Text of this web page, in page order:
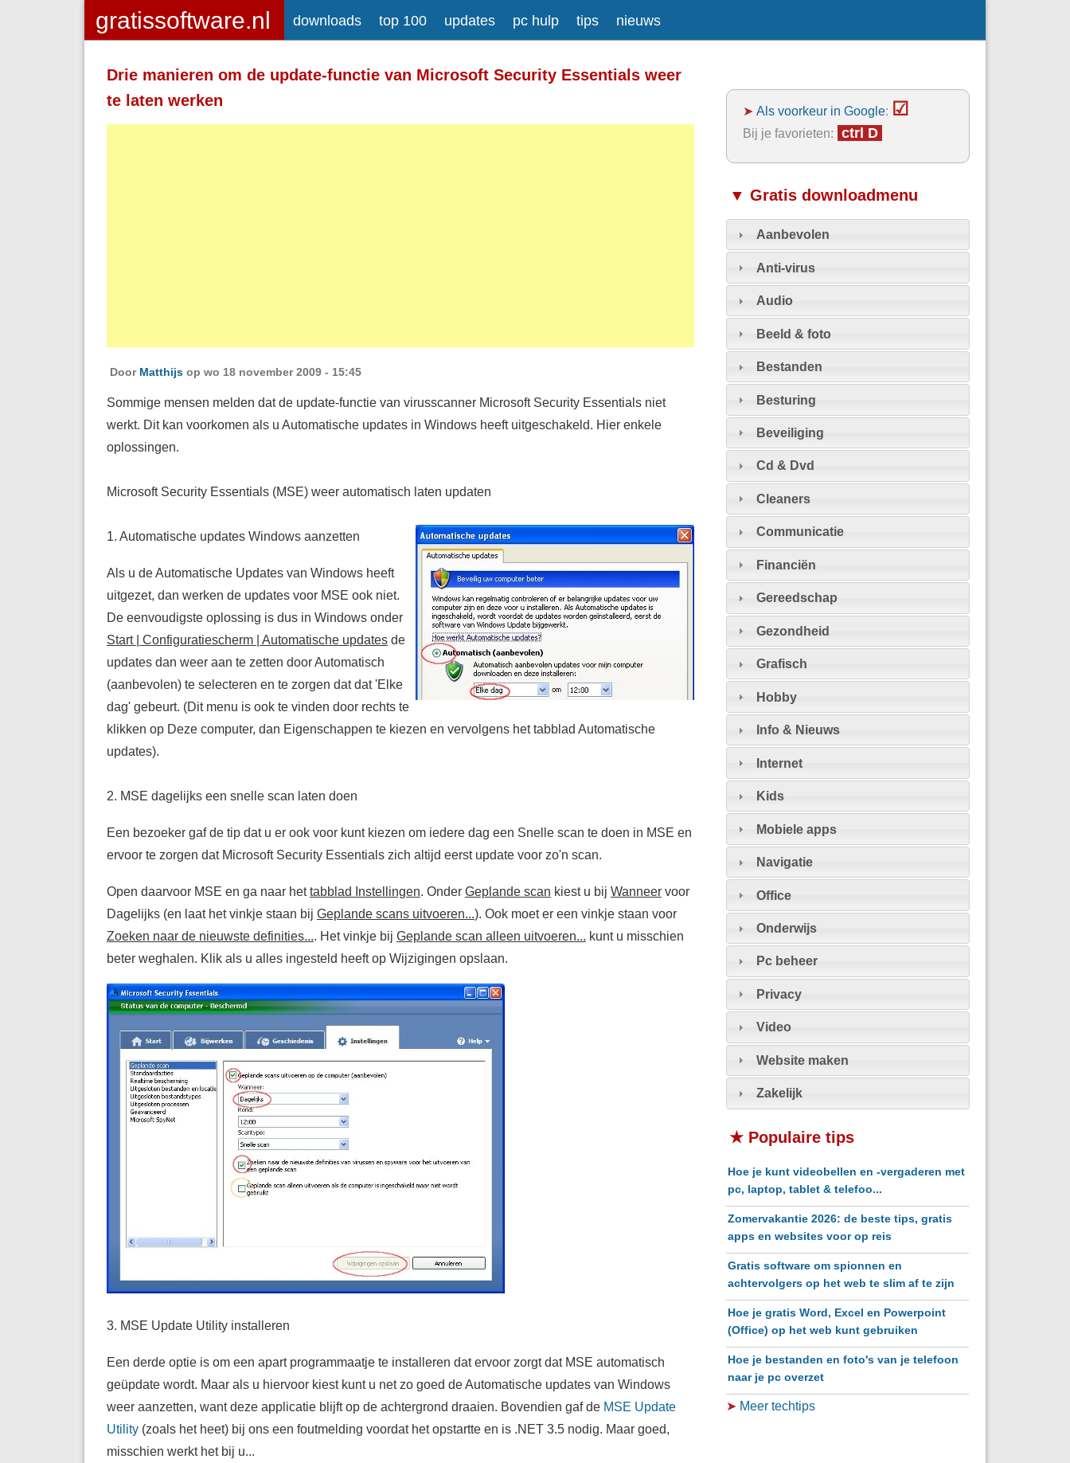
downloads top 100 updates pc hulp tips nieuws
Drie manieren om de update-functie van Microsoft Security Essentials weer
te laten werken
Door Matthijsop wo 18 november 2009 - 15:45
Sommige mensen melden dat de update-functie van virusscanner Microsoft Security Essentials niet
werkt. Dit kan voorkomen als u Automatische updates in Windows heeft uitgeschakeld. Hier enkele
oplossingen.
Microsoft Security Essentials (MSE) weer automatisch laten updaten
1. Automatische updates Windows aanzetten
Als u de Automatische Updates van Windows heeft
uitgezet, dan werken de updates voor MSE ook niet.
De eenvoudigste oplossing is dus in Windows onder
Start | Configuratiescherm | Automatische updatesde
updates dan weer aan te zetten doorAutomatisch
(aanbevolen)te selecteren en te zorgen dat dat 'Elke
dag' gebeurt. (Dit menu is ook te vinden door rechts te
klikken op Deze computer, dan Eigenschappen te kiezen en vervolgens het tabblad Automatische
updates).
2. MSE dagelijks een snelle scan laten doen
Een bezoeker gaf de tip dat u er ook voor kunt kiezen om iedere dag een Snelle scan te doen in MSE en
ervoor te zorgen dat Microsoft Security Essentials zich altijd eerst update voor zo'n scan.
Open daarvoor MSE en ga naar hettabblad Instellingen. Onder Geplande scan kiest u bij Wanneervoor
Dagelijks(en laat het vinkje staan bij Geplande scans uitvoeren...). Ook moet er een vinkje staan voor
Zoeken naar de nieuwste definities.... Het vinkje bij Geplande scan alleen uitvoeren... kunt u misschien
beter weghalen. Klik als u alles ingesteld heeft op Wijzigingen opslaan.
3. MSE Update Utility installeren
Een derde optie is om een apart programmaatje te installeren dat ervoor zorgt dat MSE automatisch
geüpdate wordt. Maar als u hiervoor kiest kunt u net zo goed de Automatische updates van Windows
weer aanzetten, want deze applicatie blijft op de achtergrond draaien. Bovendien gaf de MSE Update
Utility(zoals het heet) bij ons een foutmelding voordat het opstartte en is .NET 3.5 nodig. Maar goed,
misschien werkt het bij u...
Meer informatie over tekstopmaak
Toegelaten HTML-tags: <a> <em>
<strong> <br> <br /> <i> <b> <p>
Regels en alinea's worden automatisch gesplitst.
➤Als voorkeur in Google: ☑
Bij je favorieten: ctrl D
▼ Gratis downloadmenu
Aanbevolen
Anti-virus
Audio
Beeld & foto
Bestanden
Besturing
Beveiliging
Cd & Dvd
Cleaners
Communicatie
Financiën
Gereedschap
Gezondheid
Grafisch
Hobby
Info & Nieuws
Internet
Kids
Mobiele apps
Navigatie
Office
Onderwijs
Pc beheer
Privacy
Video
Website maken
Zakelijk
★ Populaire tips
Hoe je kunt videobellen en -vergaderen met
pc, laptop, tablet & telefoo...
Zomervakantie 2026: de beste tips, gratis
apps en websites voor op reis
Gratis software om spionnen en
achtervolgers op het web te slim af te zijn
Hoe je gratis Word, Excel en Powerpoint
(Office) op het web kunt gebruiken
Hoe je bestanden en foto's van je telefoon
naar je pc overzet
➤ Meer techtips